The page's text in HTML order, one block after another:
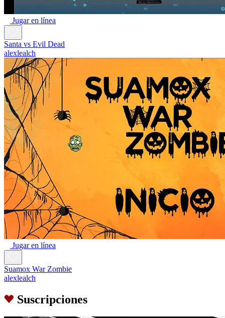
Jugar en línea
Santa vs Evil Dead
alexlealch
Jugar en línea
Suamox War Zombie
alexlealch
Suscripciones